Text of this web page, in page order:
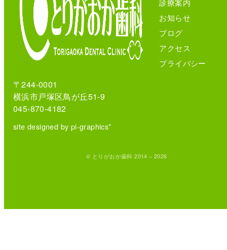
〒244-0001
横浜市戸塚区鳥が丘51-9
045-870-4182
site designed by pi-graphics*
診療案内
お知らせ
ブログ
アクセス
プライバシー
© とりがおか歯科 2014 – 2026